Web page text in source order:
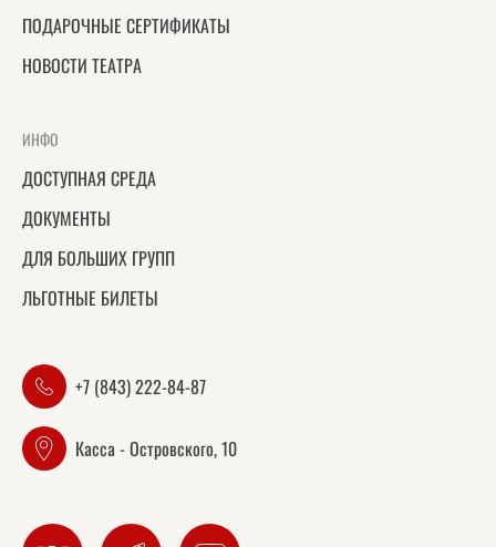
ПОДАРОЧНЫЕ СЕРТИФИКАТЫ
НОВОСТИ ТЕАТРА
ИНФО
ДОСТУПНАЯ СРЕДА
ДОКУМЕНТЫ
ДЛЯ БОЛЬШИХ ГРУПП
ЛЬГОТНЫЕ БИЛЕТЫ
+7 (843) 222-84-87
Касса - Островского, 10